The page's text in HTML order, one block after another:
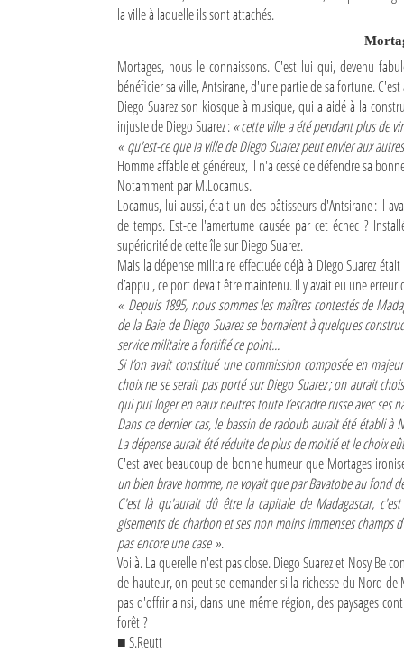
la ville à laquelle ils sont attachés.
Mortages, nous le connaissons. C'est lui qui, devenu
bénéficier sa ville, Antsirane, d'une partie de sa fortune.
Diego Suarez son kiosque à musique, qui a aidé à la
injuste de Diego Suarez :« cette ville a été pendant plus de
« qu'est-ce que la ville de Diego Suarez peut envier aux
Homme affable et généreux, il n'a cessé de défendre sa
Notamment par M.Locamus.
Locamus, lui aussi, était un des bâtisseurs d'Antsirane : il
de temps. Est-ce l'amertume causée par cet échec ?
supériorité de cette île sur Diego Suarez.
Mais la dépense militaire effectuée déjà à Diego Suarez
d’appui, ce port devait être maintenu. Il y avait eu une erreur
« Depuis 1895, nous sommes les maîtres contestés de
de la Baie de Diego Suarez se bornaient à quelques
service militaire a fortifié ce point...
Si l’on avait constitué une commission composée en
choix ne se serait pas porté sur Diego Suarez ; on aurait
qui put loger en eaux neutres toute l’escadre russe avec ses
Dans ce dernier cas, le bassin de radoub aurait été établi
La dépense aurait été réduite de plus de moitié et le choix
C'est avec beaucoup de bonne humeur que Mortages
un bien brave homme, ne voyait que par Bavatobe au fond
C'est là qu'aurait dû être la capitale de Madagascar,
gisements de charbon et ses non moins immenses
pas encore une case ».
Voilà. La querelle n'est pas close. Diego Suarez et Nosy Be
de hauteur, on peut se demander si la richesse du Nord
pas d'offrir ainsi, dans une même région, des paysages
forêt ?
■ S.Reutt